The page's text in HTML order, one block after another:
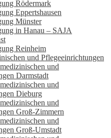
Rödermark
Eppertshausen
Münster
in Hanau – SAJA
Reinheim
und Pflegeeinrichtungen
und
Darmstadt
und
Dieburg
und
Groß-Zimmern
und
Groß-Umstadt